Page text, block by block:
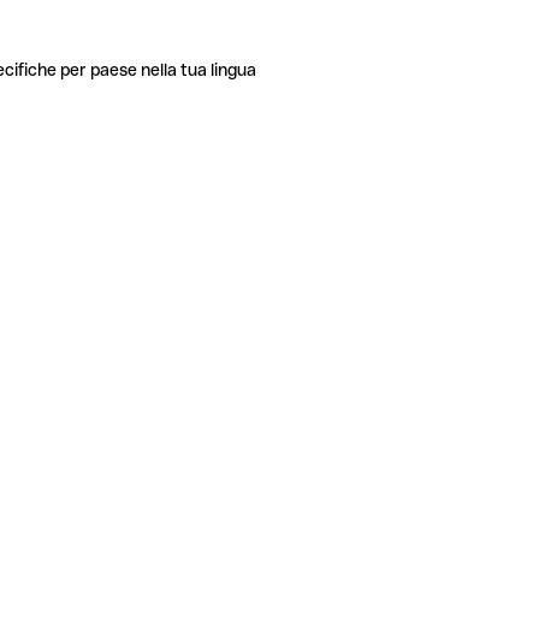
per paese nella tua lingua